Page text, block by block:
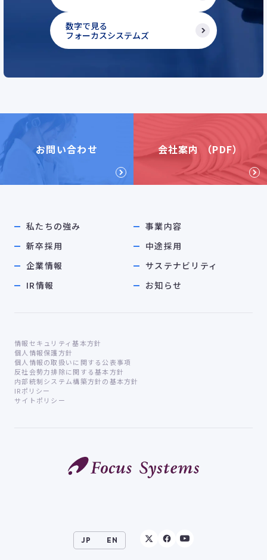
数字で見る
フォーカスシステムズ
お問い合わせ 会社案内 （PDF）
JP EN
私たちの強み
事業内容
新卒採用
中途採用
企業情報
サステナビリティ
IR情報
お知らせ
情報セキュリティ基本方針
個人情報保護方針
個人情報の取扱いに関する公表事項
反社会勢力排除に関する基本方針
内部統制システム構築方針の基本方針
IRポリシー
サイトポリシー